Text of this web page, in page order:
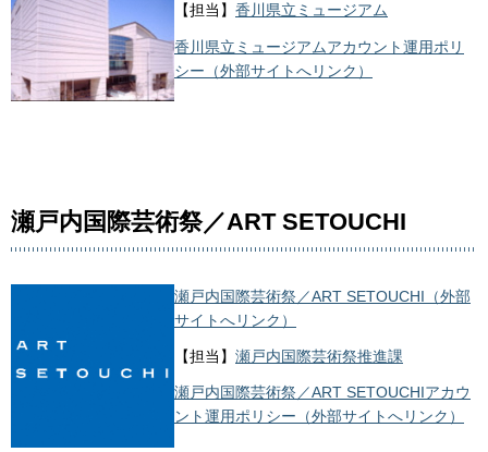
【担当】 香川県立ミュージアム
香川県立ミュージアムアカウント運用ポリ
シー（外部サイトへリンク）
瀬戸内国際芸術祭／ART SETOUCHI
瀬戸内国際芸術祭／ART SETOUCHI（外部
サイトへリンク）
【担当】 瀬戸内国際芸術祭推進課
瀬戸内国際芸術祭／ART SETOUCHIアカウ
ント運用ポリシー（外部サイトへリンク）